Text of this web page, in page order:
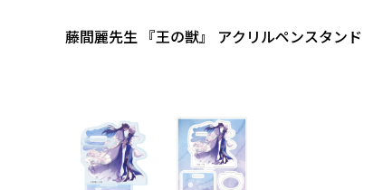
藤間麗先生 『王の獣』 アクリルペンスタンド